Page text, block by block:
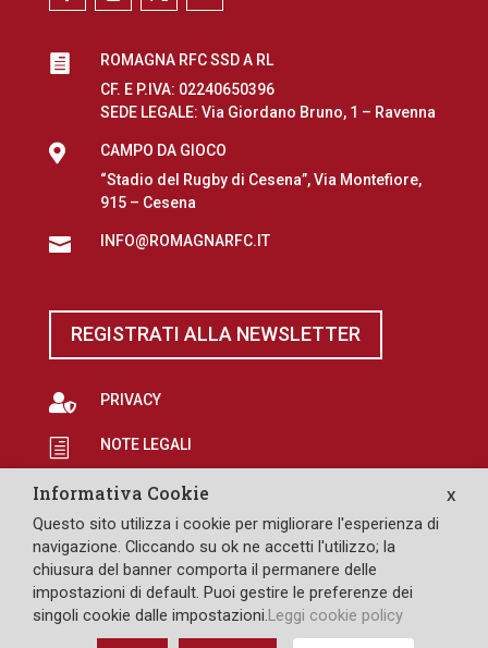

ROMAGNA RFC SSD A RL
CF. E P.IVA: 02240650396
SEDE LEGALE: Via Giordano Bruno, 1 – Ravenna

CAMPO DA GIOCO
“Stadio del Rugby di Cesena”, Via Montefiore,
915 – Cesena
 INFO@ROMAGNARFC.IT
REGISTRATI ALLA NEWSLETTER
 PRIVACY
h NOTE LEGALI
p EROGAZIONI PUBBLICHE
 SAFEGUARDING
DESIGN: PULLOVER
X
Informativa Cookie
Questo sito utilizza i cookie per migliorare l'esperienza di
navigazione. Cliccando su ok ne accetti l'utilizzo; la
chiusura del banner comporta il permanere delle
impostazioni di default. Puoi gestire le preferenze dei
singoli cookie dalle impostazioni.Leggi cookie policy